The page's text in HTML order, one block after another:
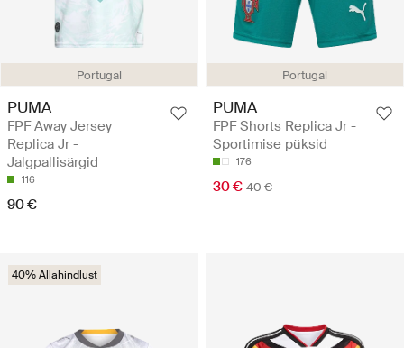
Portugal
PUMA
FPF Away Jersey
Replica Jr -
Jalgpallisärgid
116
90 €
Portugal
PUMA
FPF Shorts Replica Jr -
Sportimise püksid
176
30 € 40 €
40% Allahindlust